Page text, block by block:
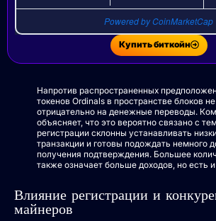
Powered by CoinMarketCap
Купить биткойн
Напротив распространенных
токенов Ordinals в пространстве блоков
отрицательно на денежные переводы.
объясняет, что это вероятно связано с
регистрации склонны устанавливать
транзакции и готовы подождать немного
получения подтверждения. Большее
также означает больше доходов, но есть
Влияние регистрации и
майнеров